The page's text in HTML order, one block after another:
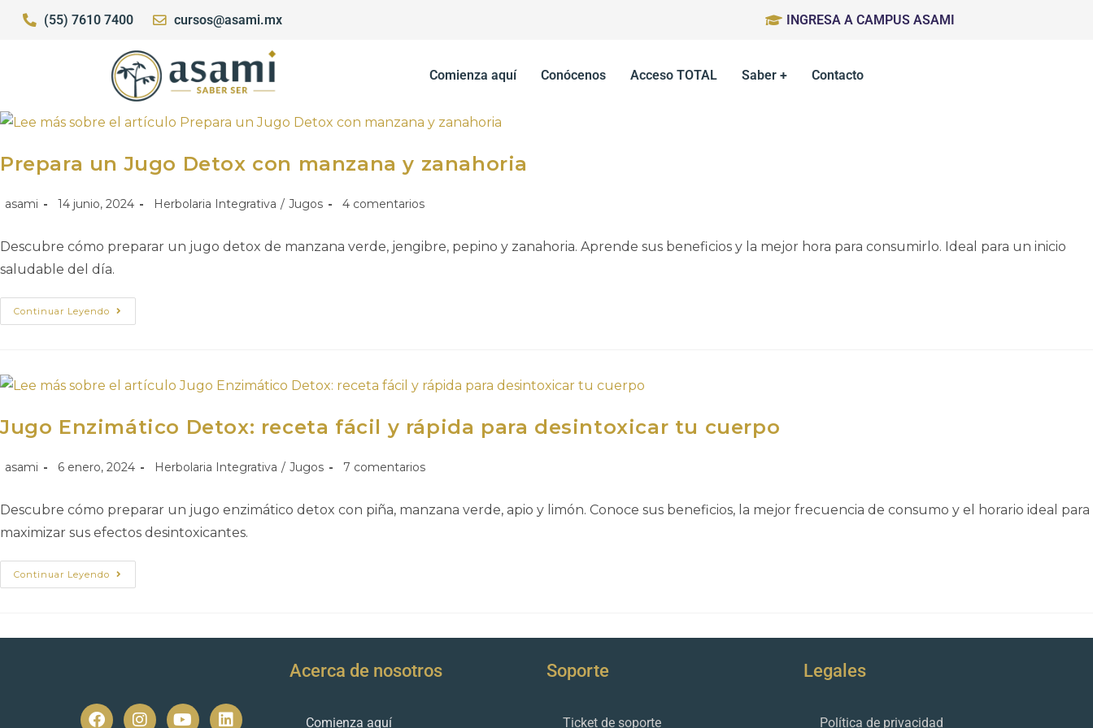
(55) 7610 7400 cursos@asami.mx INGRESA A CAMPUS ASAMI
Comienza aquí Conócenos Acceso TOTAL Saber + Contacto
Prepara un Jugo Detox con manzana y zanahoria
asami 14 junio, 2024 Herbolaria Integrativa / Jugos 4 comentarios
Descubre cómo preparar un jugo detox de manzana verde, jengibre, pepino y zanahoria. Aprende sus beneficios y la mejor hora para consumirlo. Ideal para un inicio
saludable del día.
Continuar Leyendo
Jugo Enzimático Detox: receta fácil y rápida para desintoxicar tu cuerpo
asami 6 enero, 2024 Herbolaria Integrativa / Jugos 7 comentarios
Descubre cómo preparar un jugo enzimático detox con piña, manzana verde, apio y limón. Conoce sus beneficios, la mejor frecuencia de consumo y el horario ideal para
maximizar sus efectos desintoxicantes.
Continuar Leyendo
Acerca de nosotros
Comienza aquí
Soporte
Ticket de soporte
Legales
Política de privacidad